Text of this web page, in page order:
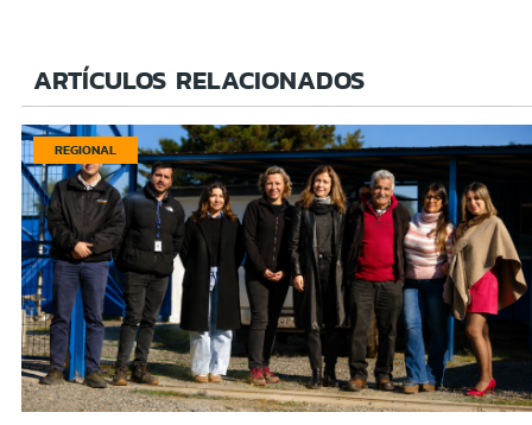
ARTÍCULOS RELACIONADOS
REGIONAL